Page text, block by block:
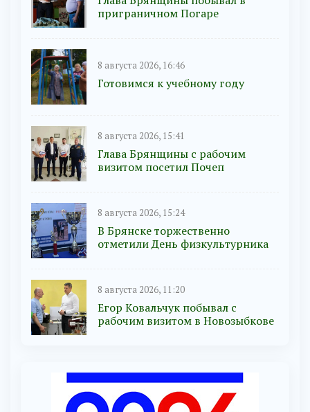
приграничном Погаре
8 августа 2026, 16:46
Готовимся к учебному году
8 августа 2026, 15:41
Глава Брянщины с рабочим
визитом посетил Почеп
8 августа 2026, 15:24
В Брянске торжественно
отметили День физкультурника
8 августа 2026, 11:20
Егор Ковальчук побывал с
рабочим визитом в Новозыбкове